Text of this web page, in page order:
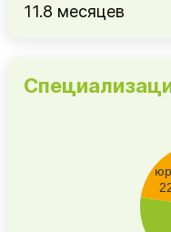
11.8 месяцев